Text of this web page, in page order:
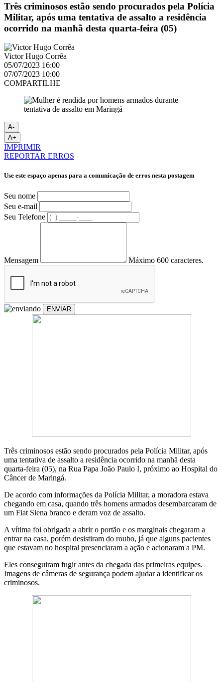
Três criminosos estão sendo procurados pela Polícia
Militar, após uma tentativa de assalto a residência
ocorrido na manhã desta quarta-feira (05)
Victor Hugo Corrêa
05/07/2023 16:00
07/07/2023 10:00
COMPARTILHE
A-
A+
IMPRIMIR
REPORTAR ERROS
Use este espaço apenas para a comunicação de erros nesta postagem
Seu nome
Seu e-mail
Seu Telefone
Mensagem Máximo 600 caracteres.
ENVIAR
Três criminosos estão sendo procurados pela Polícia Militar, após
uma tentativa de assalto a residência ocorrido na manhã desta
quarta-feira (05), na Rua Papa João Paulo I, próximo ao Hospital do
Câncer de Maringá.
De acordo com informações da Polícia Militar, a moradora estava
chegando em casa, quando três homens armados desembarcaram de
um Fiat Siena branco e deram voz de assalto.
A vítima foi obrigada a abrir o portão e os marginais chegaram a
entrar na casa, porém desistiram do roubo, já que alguns pacientes
que estavam no hospital presenciaram a ação e acionaram a PM.
Eles conseguiram fugir antes da chegada das primeiras equipes.
Imagens de câmeras de segurança podem ajudar a identificar os
criminosos.